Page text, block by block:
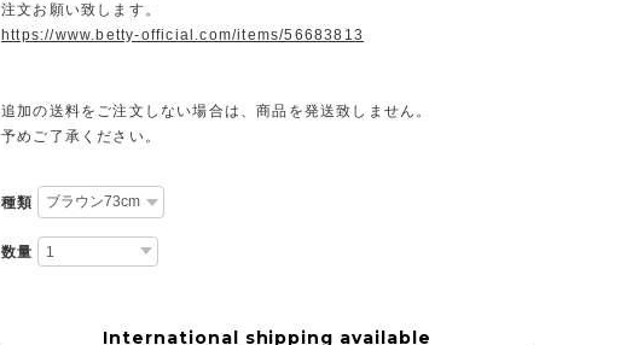
注文お願い致します。
https://www.betty-official.com/items/56683813
追加の送料をご注文しない場合は、商品を発送致しません。
予めご了承ください。
種類
数量
International shipping available